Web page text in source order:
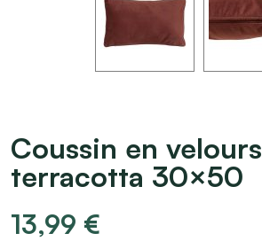
Coussin en velours
terracotta 30×50
13,99 €